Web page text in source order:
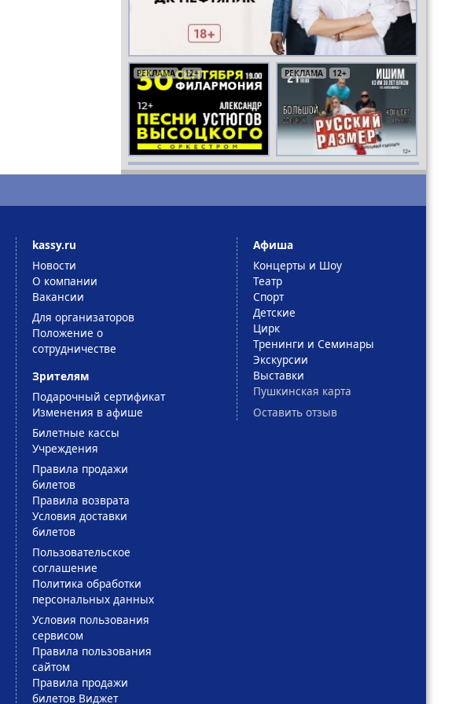
РЕКЛАМА 12+
РЕКЛАМА 16+
РЕКЛАМА 6+ РЕКЛАМА 12+
РЕКЛАМА 18+
РЕКЛАМА 6+
РЕКЛАМА 16+
kassy.ru
Новости
О компании
Вакансии
Для организаторов
Положение о
сотрудничестве
Зрителям
Подарочный сертификат
Изменения в афише
Билетные кассы
Учреждения
Правила продажи
билетов
Правила возврата
Условия доставки
билетов
Пользовательское
соглашение
Политика обработки
персональных данных
Условия пользования
сервисом
Правила пользования
сайтом
Правила продажи
билетов Виджет
Афиша
Концерты и Шоу
Театр
Спорт
Детские
Цирк
Тренинги и Семинары
Экскурсии
Выставки
Пушкинская карта
Оставить отзыв